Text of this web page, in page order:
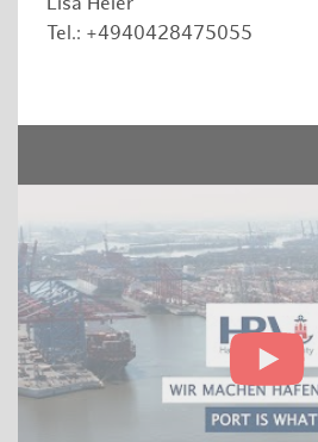
Lisa Heier
Tel.: +4940428475055